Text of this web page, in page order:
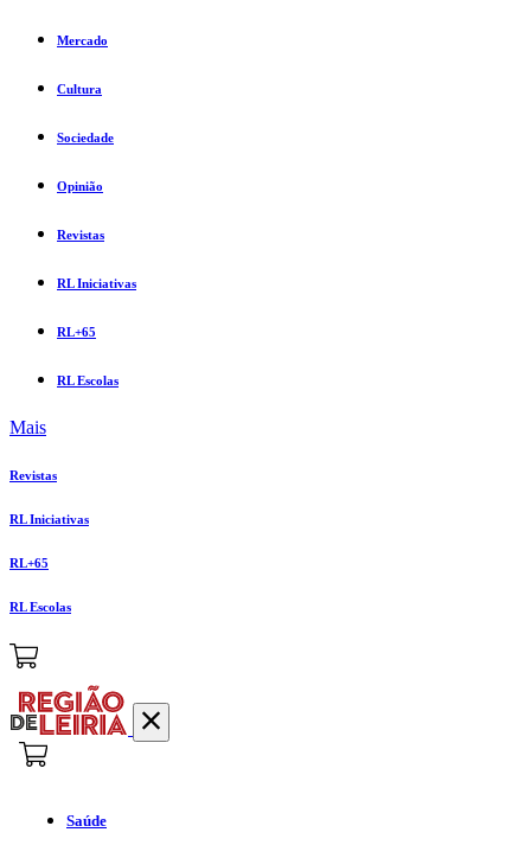
Mercado
Cultura
Sociedade
Opinião
Revistas
RL Iniciativas
RL+65
RL Escolas
Mais
Revistas
RL Iniciativas
RL+65
RL Escolas
Saúde